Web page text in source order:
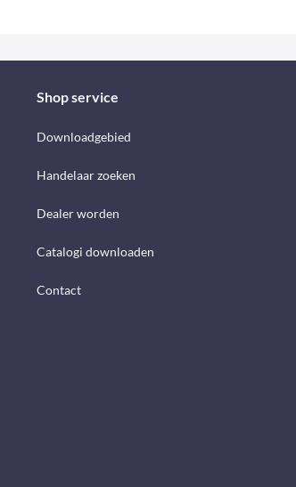
Shop service
Downloadgebied
Handelaar zoeken
Dealer worden
Catalogi downloaden
Contact